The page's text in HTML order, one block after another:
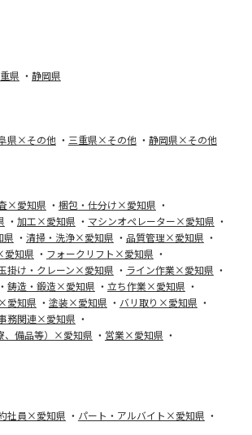
県 静岡県
県×その他 三重県×その他 静岡県×その他
×愛知県
梱包・仕分け×愛知県
加工×愛知県
マシンオペレーター×愛知県
県
清掃・洗浄×愛知県
品質管理×愛知県
愛知県
フォークリフト×愛知県
掛け・クレーン×愛知県
ライン作業×愛知県
鋳造・鍛造×愛知県
立ち作業×愛知県
愛知県 塗装×愛知県
バリ取り×愛知県
務関連×愛知県
、備品等）×愛知県
営業×愛知県
社員×愛知県
パート・アルバイト×愛知県